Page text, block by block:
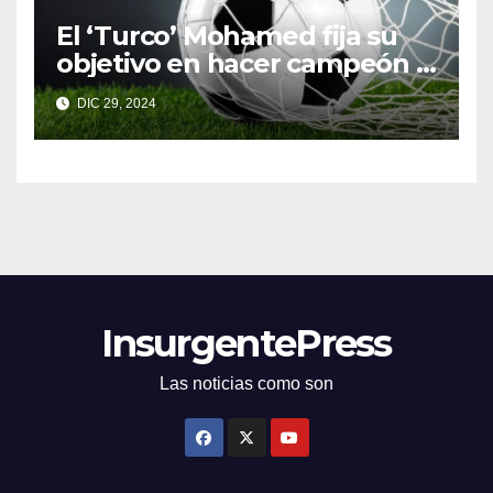
El ‘Turco’ Mohamed fija su
objetivo en hacer campeón a
Toluca
DIC 29, 2024
InsurgentePress
Las noticias como son